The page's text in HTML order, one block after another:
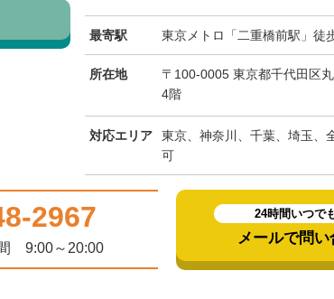
最寄駅 東京メトロ「二重橋前駅」徒
所在地
〒100-0005 東京都千代田区
4階
対応エリア
東京、神奈川、千葉、埼玉、
可
2967
9:00～20:00
24時間いつで
メールで問い